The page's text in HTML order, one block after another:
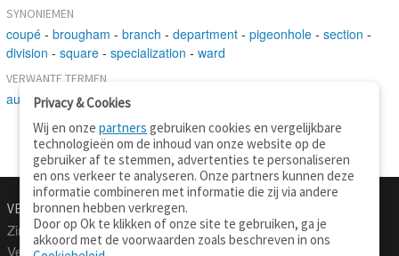
SYNONIEMEN
coupé - brougham - branch - department - pigeonhole - section -
division - square - specialization - ward
VERWANTE TERMEN
auto -storage space
VERTALEN.NU
Zinnen vertalen
Verklarend woordenboek
Over deze site
Privacy & Cookies
Wij en onzepartners gebruiken cookies en vergelijkbare
technologieën om de inhoud van onze website op de
gebruiker af te stemmen, advertenties te personaliseren
en ons verkeer te analyseren. Onze partners kunnen deze
informatie combineren met informatie die zij via andere
bronnen hebben verkregen.
Door op Ok te klikken of onze site te gebruiken, ga je
akkoord met de voorwaarden zoals beschreven in ons